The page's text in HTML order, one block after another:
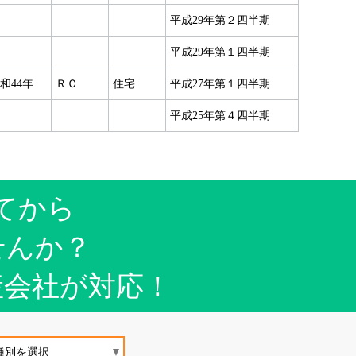
平成29年第２四半期
平成29年第１四半期
44年 ＲＣ 住宅 平成27年第１四半期
平成25年第４四半期
から
か？
社が対応！